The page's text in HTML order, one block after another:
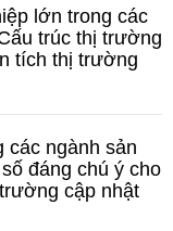
lớn trong các
trúc thị trường
tích thị trường
các ngành sản
đáng chú ý cho
cập nhật